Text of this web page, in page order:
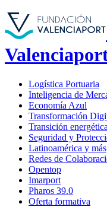
Logística Portuaria
Inteligencia de
Economía Azul
Transformación
Transición
Seguridad y
Latinoamérica y más
Redes de
Opentop
Imarport
Pharos 39.0
Oferta formativa